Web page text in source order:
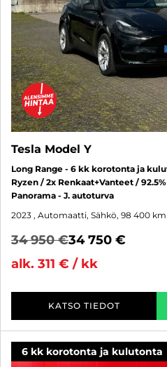
Tesla Model Y
Long Range - 6 kk korotonta ja
Ryzen / 2x Renkaat+Vanteet /
Panorama - J. autoturva
2023 , Automaatti, Sähkö, 98 400 km
34 950 €34 750 €
alk. 311 € / kk
KATSO TIEDOT
6 kk korotonta ja kulutonta